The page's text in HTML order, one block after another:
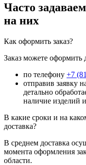
Часто
на них
Как оформить заказ?
Заказ можете оформить
по телефону +7
отправив заявку
детально
наличие изделий
В какие сроки и на
доставка?
В среднем доставка
момента оформления
области.